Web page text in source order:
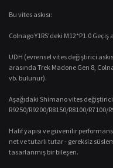
Bu vites askısı:
Colnago Y1RS'deki M12*P1.0 Geçiş
UDH (evrensel vites değiştirici
arasında Trek Madone Gen 8,
vb. bulunur).
Aşağıdaki Shimano vites
R9250/R9200/R8150/R8100/R7100/
Hafif yapısı ve güvenilir
net ve tutarlı tutar - gereksiz
tasarlanmış bir bileşen.